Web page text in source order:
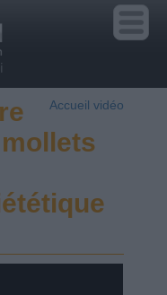
Accueil vidéo